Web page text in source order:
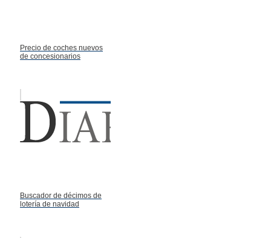
Precio de coches nuevos
de concesionarios
Buscador de décimos de
lotería de navidad